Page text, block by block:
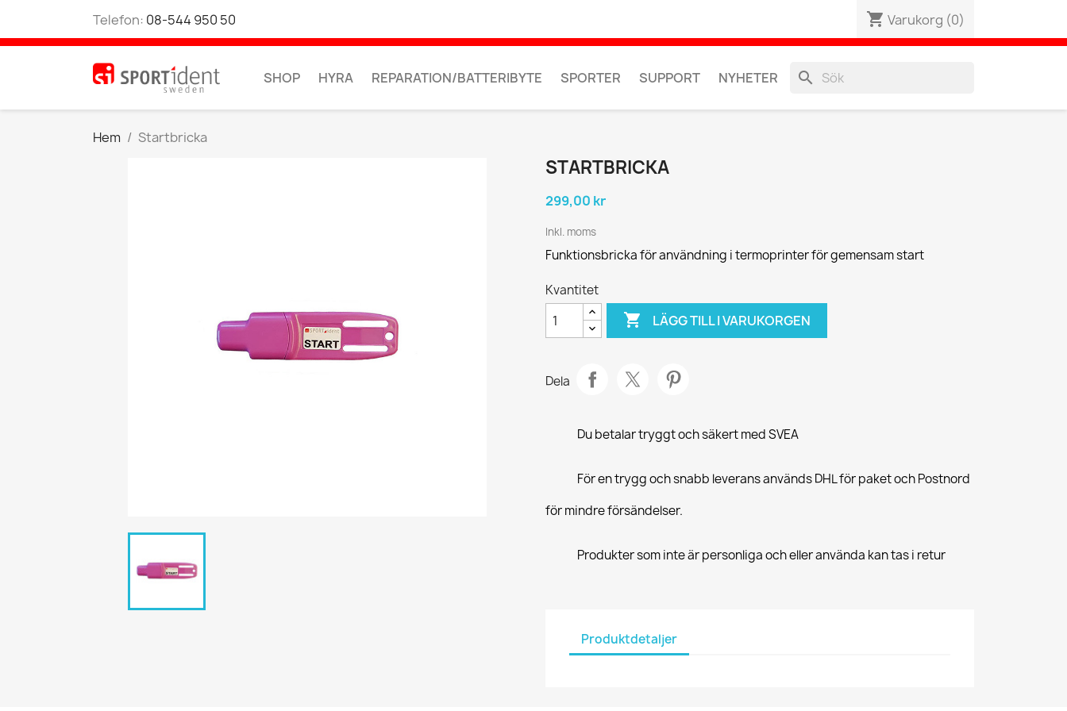
Telefon: 08-544 950 50 shopping_cart Varukorg (0)
SHOP HYRA REPARATION/BATTERIBYTE SPORTER SUPPORT NYHETER search
Hem Startbricka
STARTBRICKA
299,00 kr
Inkl. moms
Funktionsbricka för användning i termoprinter för gemensam start
Kvantitet
 LÄGG TILL I VARUKORGEN
Dela
Du betalar tryggt och säkert med SVEA
För en trygg och snabb leverans används DHL för paket och Postnord
för mindre försändelser.
Produkter som inte är personliga och eller använda kan tas i retur
Produktdetaljer